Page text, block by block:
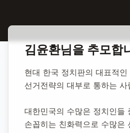
합동 추모 김윤환 정치인
김윤환 정
추모소 개설:2020년 11월 27일
김윤환님을 추모합
현대 한국 정치판의 대표적인
선거전략의 대부로 통하는 사
대한민국의 수많은 정치인들
손꼽히는 친화력으로 수많은